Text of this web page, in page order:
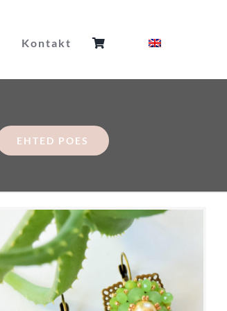
Kontakt
EHTED POES